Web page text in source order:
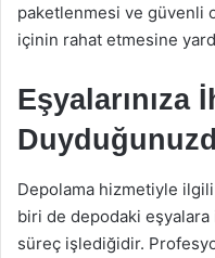
paketlenmesi ve güvenli
içinin rahat etmesine
Eşyalarınıza
Depolama hizmetiyle
biri de depodaki
süreç işlediğidir.